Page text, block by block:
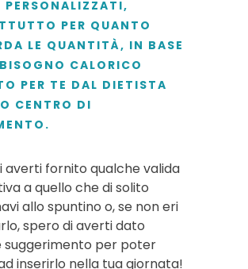
PERSONALIZZATI,
PER QUANTO
LE QUANTITÀ, IN BASE
CALORICO
PER TE DAL DIETISTA
CENTRO DI
averti fornito qualche valida
a quello che di solito
allo spuntino o, se non eri
spero di averti dato
suggerimento per poter
inserirlo nella tua giornata!